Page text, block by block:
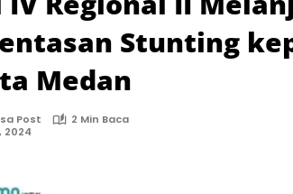
Stunting
Medan
Post
2 Min Baca
2024